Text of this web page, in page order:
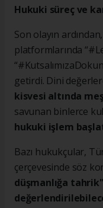
Hukuki süreç ve
Son olayın
platformlarında
getirdi. Dini
kisvesi altında
savunan binlerce
hukuki işlem
Bazı hukukçular,
çerçevesinde söz
düşmanlığa